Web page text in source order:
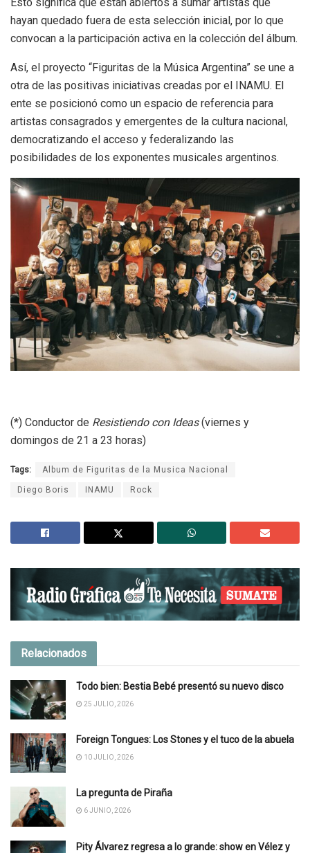
hayan quedado fuera de esta selección inicial, por lo que
convocan a la participación activa en la colección del álbum.
Así, el proyecto “Figuritas de la Música Argentina” se une a
otra de las positivas iniciativas creadas por el INAMU. El
ente se posicionó como un espacio de referencia para
artistas consagrados y emergentes de la cultura nacional,
democratizando el acceso y federalizando las
posibilidades de los exponentes musicales argentinos.
(*) Conductor de Resistiendo con Ideas(viernes y
domingos de 21 a 23 horas)
Tags: Album de Figuritas de la Musica Nacional
Diego Boris INAMU Rock
Relacionados
Todo bien: Bestia Bebé presentó su nuevo disco
25 JULIO, 2026
Foreign Tongues: Los Stones y el tuco de la abuela
10 JULIO, 2026
La pregunta de Piraña
6 JUNIO, 2026
Pity Álvarez regresa a lo grande: show en Vélez y